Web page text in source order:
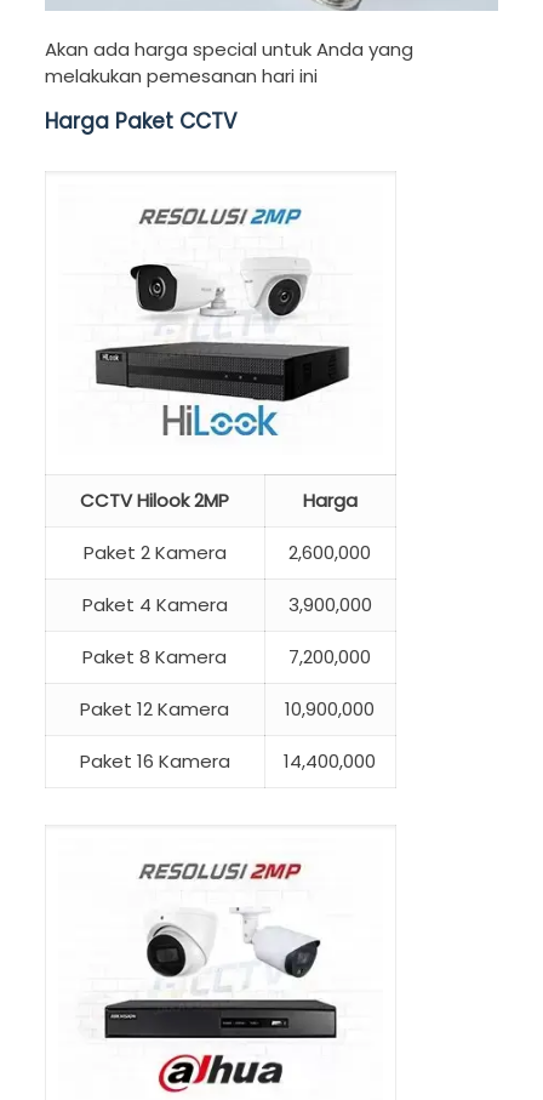
Akan ada harga special untuk Anda yang
melakukan pemesanan hari ini
Harga Paket CCTV
CCTV Hilook 2MP Harga
Paket 2 Kamera 2,600,000
Paket 4 Kamera 3,900,000
Paket 8 Kamera 7,200,000
Paket 12 Kamera 10,900,000
Paket 16 Kamera 14,400,000